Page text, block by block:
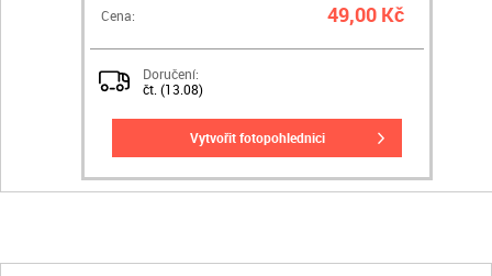
Cena: 49,00 Kč
Doručení:
čt. (13.08)
vytvořit fotopohlednici